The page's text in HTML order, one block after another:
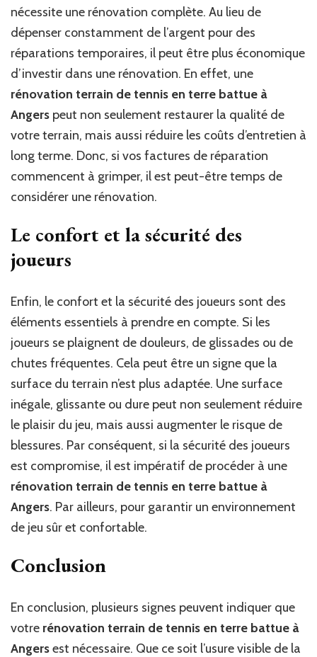
nécessite une rénovation complète. Au lieu de
dépenser constamment de l’argent pour des
réparations temporaires, il peut être plus économique
d’investir dans une rénovation. En effet, une
rénovation terrain de tennis en terre battue à
Angers peut non seulement restaurer la qualité de
votre terrain, mais aussi réduire les coûts d’entretien à
long terme. Donc, si vos factures de réparation
commencent à grimper, il est peut-être temps de
considérer une rénovation.
Le confort et la sécurité des
joueurs
Enfin, le confort et la sécurité des joueurs sont des
éléments essentiels à prendre en compte. Si les
joueurs se plaignent de douleurs, de glissades ou de
chutes fréquentes. Cela peut être un signe que la
surface du terrain n’est plus adaptée. Une surface
inégale, glissante ou dure peut non seulement réduire
le plaisir du jeu, mais aussi augmenter le risque de
blessures. Par conséquent, si la sécurité des joueurs
est compromise, il est impératif de procéder à une
rénovation terrain de tennis en terre battue à
Angers. Par ailleurs, pour garantir un environnement
de jeu sûr et confortable.
Conclusion
En conclusion, plusieurs signes peuvent indiquer que
votre rénovation terrain de tennis en terre battue à
Angersest nécessaire. Que ce soit l’usure visible de la